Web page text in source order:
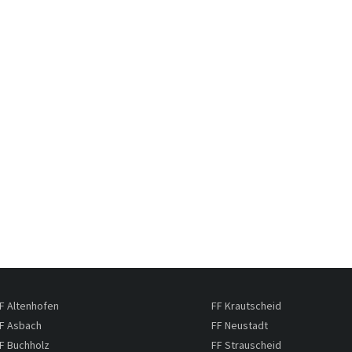
Altenhofen
Asbach
Buchholz
FF Krautscheid
FF Neustadt
FF Strauscheid